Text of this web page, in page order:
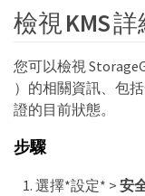
檢視 KMS
您可以檢視
）的相關資訊、包
證的目前狀態。
步驟
選擇*設定* > 安